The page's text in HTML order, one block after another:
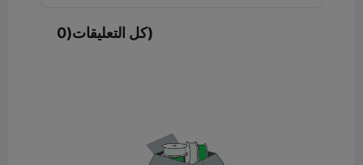
كل التعليقات(0)